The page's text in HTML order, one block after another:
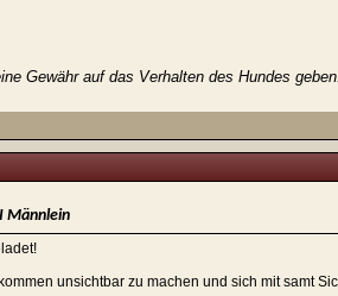
Gewähr auf das Verhalten des Hundes
Männlein
unsichtbar zu machen und sich mit samt